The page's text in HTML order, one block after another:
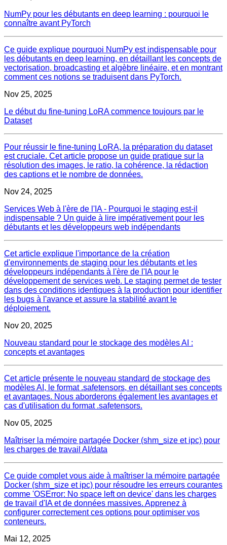
NumPy pour les débutants en deep learning : pourquoi le
connaître avant PyTorch
Ce guide explique pourquoi NumPy est indispensable pour
les débutants en deep learning, en détaillant les concepts de
vectorisation, broadcasting et algèbre linéaire, et en montrant
comment ces notions se traduisent dans PyTorch.
Nov 25, 2025
Le début du fine-tuning LoRA commence toujours par le
Dataset
Pour réussir le fine-tuning LoRA, la préparation du dataset
est cruciale. Cet article propose un guide pratique sur la
résolution des images, le ratio, la cohérence, la rédaction
des captions et le nombre de données.
Nov 24, 2025
Services Web à l'ère de l'IA - Pourquoi le staging est-il
indispensable ? Un guide à lire impérativement pour les
débutants et les développeurs web indépendants
Cet article explique l'importance de la création
d'environnements de staging pour les débutants et les
développeurs indépendants à l'ère de l'IA pour le
développement de services web. Le staging permet de tester
dans des conditions identiques à la production pour identifier
les bugs à l'avance et assure la stabilité avant le
déploiement.
Nov 20, 2025
Nouveau standard pour le stockage des modèles AI :
concepts et avantages
Cet article présente le nouveau standard de stockage des
modèles AI, le format .safetensors, en détaillant ses concepts
et avantages. Nous aborderons également les avantages et
cas d'utilisation du format .safetensors.
Nov 05, 2025
Maîtriser la mémoire partagée Docker (shm_size et ipc) pour
les charges de travail AI/data
Ce guide complet vous aide à maîtriser la mémoire partagée
Docker (shm_size et ipc) pour résoudre les erreurs courantes
comme 'OSError: No space left on device' dans les charges
de travail d'IA et de données massives. Apprenez à
configurer correctement ces options pour optimiser vos
conteneurs.
Mai 12, 2025